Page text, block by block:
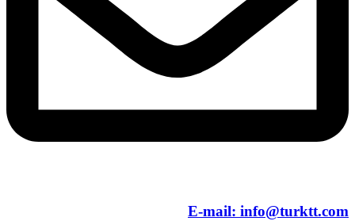
E-mail: info@turktt.com